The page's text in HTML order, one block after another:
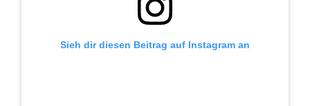
Sieh dir diesen Beitrag auf Instagram an